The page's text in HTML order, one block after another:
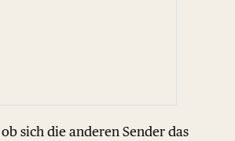
sich die anderen Sender das